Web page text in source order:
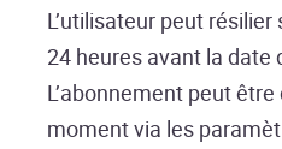
L’utilisateur peut
24 heures avant la date
L’abonnement peut
moment via les